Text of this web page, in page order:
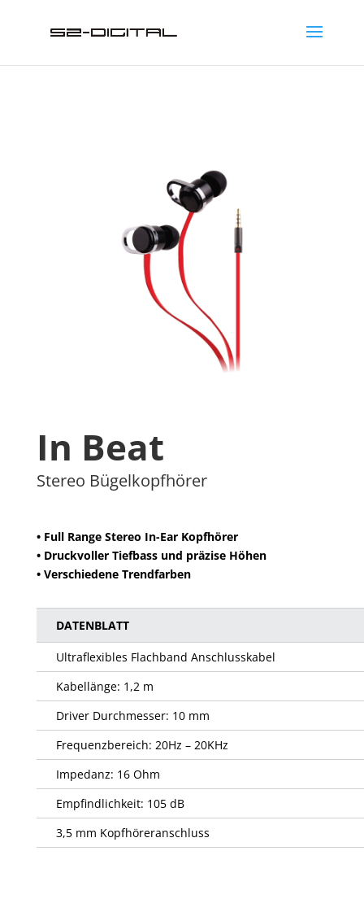
In Beat
Stereo Bügelkopfhörer
• Full Range Stereo In-Ear Kopfhörer
• Druckvoller Tiefbass und präzise Höhen
• Verschiedene Trendfarben
DATENBLATT
Ultraflexibles Flachband Anschlusskabel
Kabellänge: 1,2 m
Driver Durchmesser: 10 mm
Frequenzbereich: 20Hz – 20KHz
Impedanz: 16 Ohm
Empfindlichkeit: 105 dB
3,5 mm Kopfhöreranschluss